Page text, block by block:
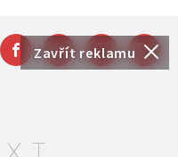
Zavřít reklamu